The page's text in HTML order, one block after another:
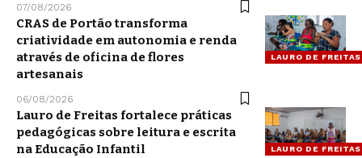
07/08/2026
LAURO DE FREITAS
CRAS de Portão transforma
criatividade em autonomia e renda
através de oficina de flores
artesanais
06/08/2026
LAURO DE FREITAS
Lauro de Freitas fortalece práticas
pedagógicas sobre leitura e escrita
na Educação Infantil